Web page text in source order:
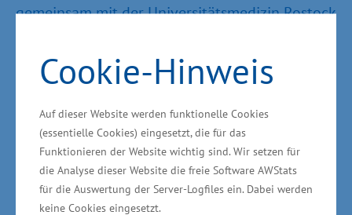
Cookie-Hinweis
Auf dieser Website werden funktionelle Cookies
(essentielle Cookies) eingesetzt, die für das
Funktionieren der Website wichtig sind. Wir setzen für
die Analyse dieser Website die freie Software AWStats
für die Auswertung der Server-Logfiles ein. Dabei werden
keine Cookies eingesetzt.
gemeinsam mit der Universitätsmedizin Rostock
Hämatologie, Onkologie, Palliativmedizin) und
der Universitätsmedizin Greifswald (Klinik für
Innere Medizin A) aktiv. Die Gesamtkosten des
Projektes betragen rund 11,6 Millionen Euro.
Das Wirtschaftsministerium unterstützt das
Vorhaben aus Mitteln des „Europäischen Fonds
für regionale Entwicklung“ (EFRE) in Höhe von